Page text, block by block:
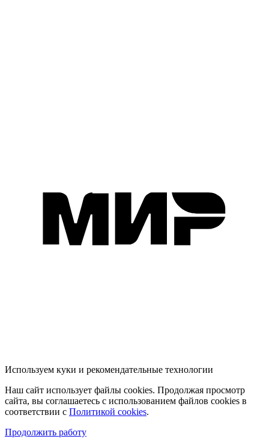
Используем куки и рекомендательные технологии
Наш сайт использует файлы cookies. Продолжая просмотр
сайта, вы соглашаетесь с использованием файлов cookies в
соответствии с Политикой cookies.
Продолжить работу